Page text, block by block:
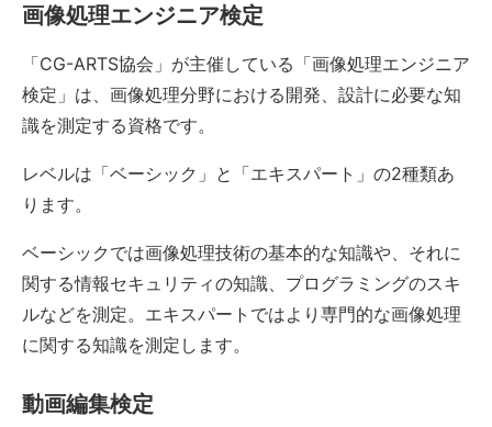
画像処理エンジニア検定
「CG-ARTS協会」が主催している「画像処理エンジニア
検定」は、画像処理分野における開発、設計に必要な知
識を測定する資格です。
レベルは「ベーシック」と「エキスパート」の2種類あ
ります。
ベーシックでは画像処理技術の基本的な知識や、それに
関する情報セキュリティの知識、プログラミングのスキ
ルなどを測定。エキスパートではより専門的な画像処理
に関する知識を測定します。
動画編集検定